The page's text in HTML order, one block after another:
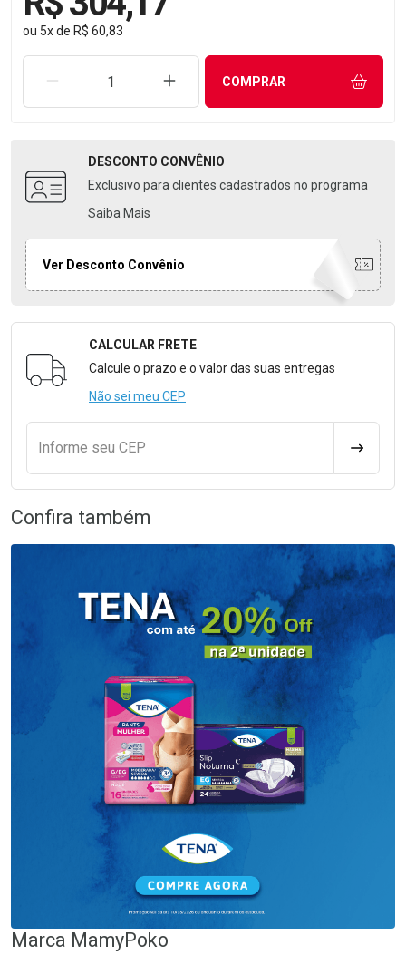
ou 5xde R$ 60,83
REMOVER UMA UNIDADEAUMENTAR UMA UNIDADE
COMPRAR
DESCONTO CONVÊNIO
Exclusivo para clientes cadastrados no programa
Saiba Mais
Ver Desconto Convênio
Formulário para Calcular o Frete
CALCULAR FRETE
Calcule o prazo e o valor das suas entregas
Não sei meu CEP
Informe seu CEP
Confira também
Marca MamyPoko